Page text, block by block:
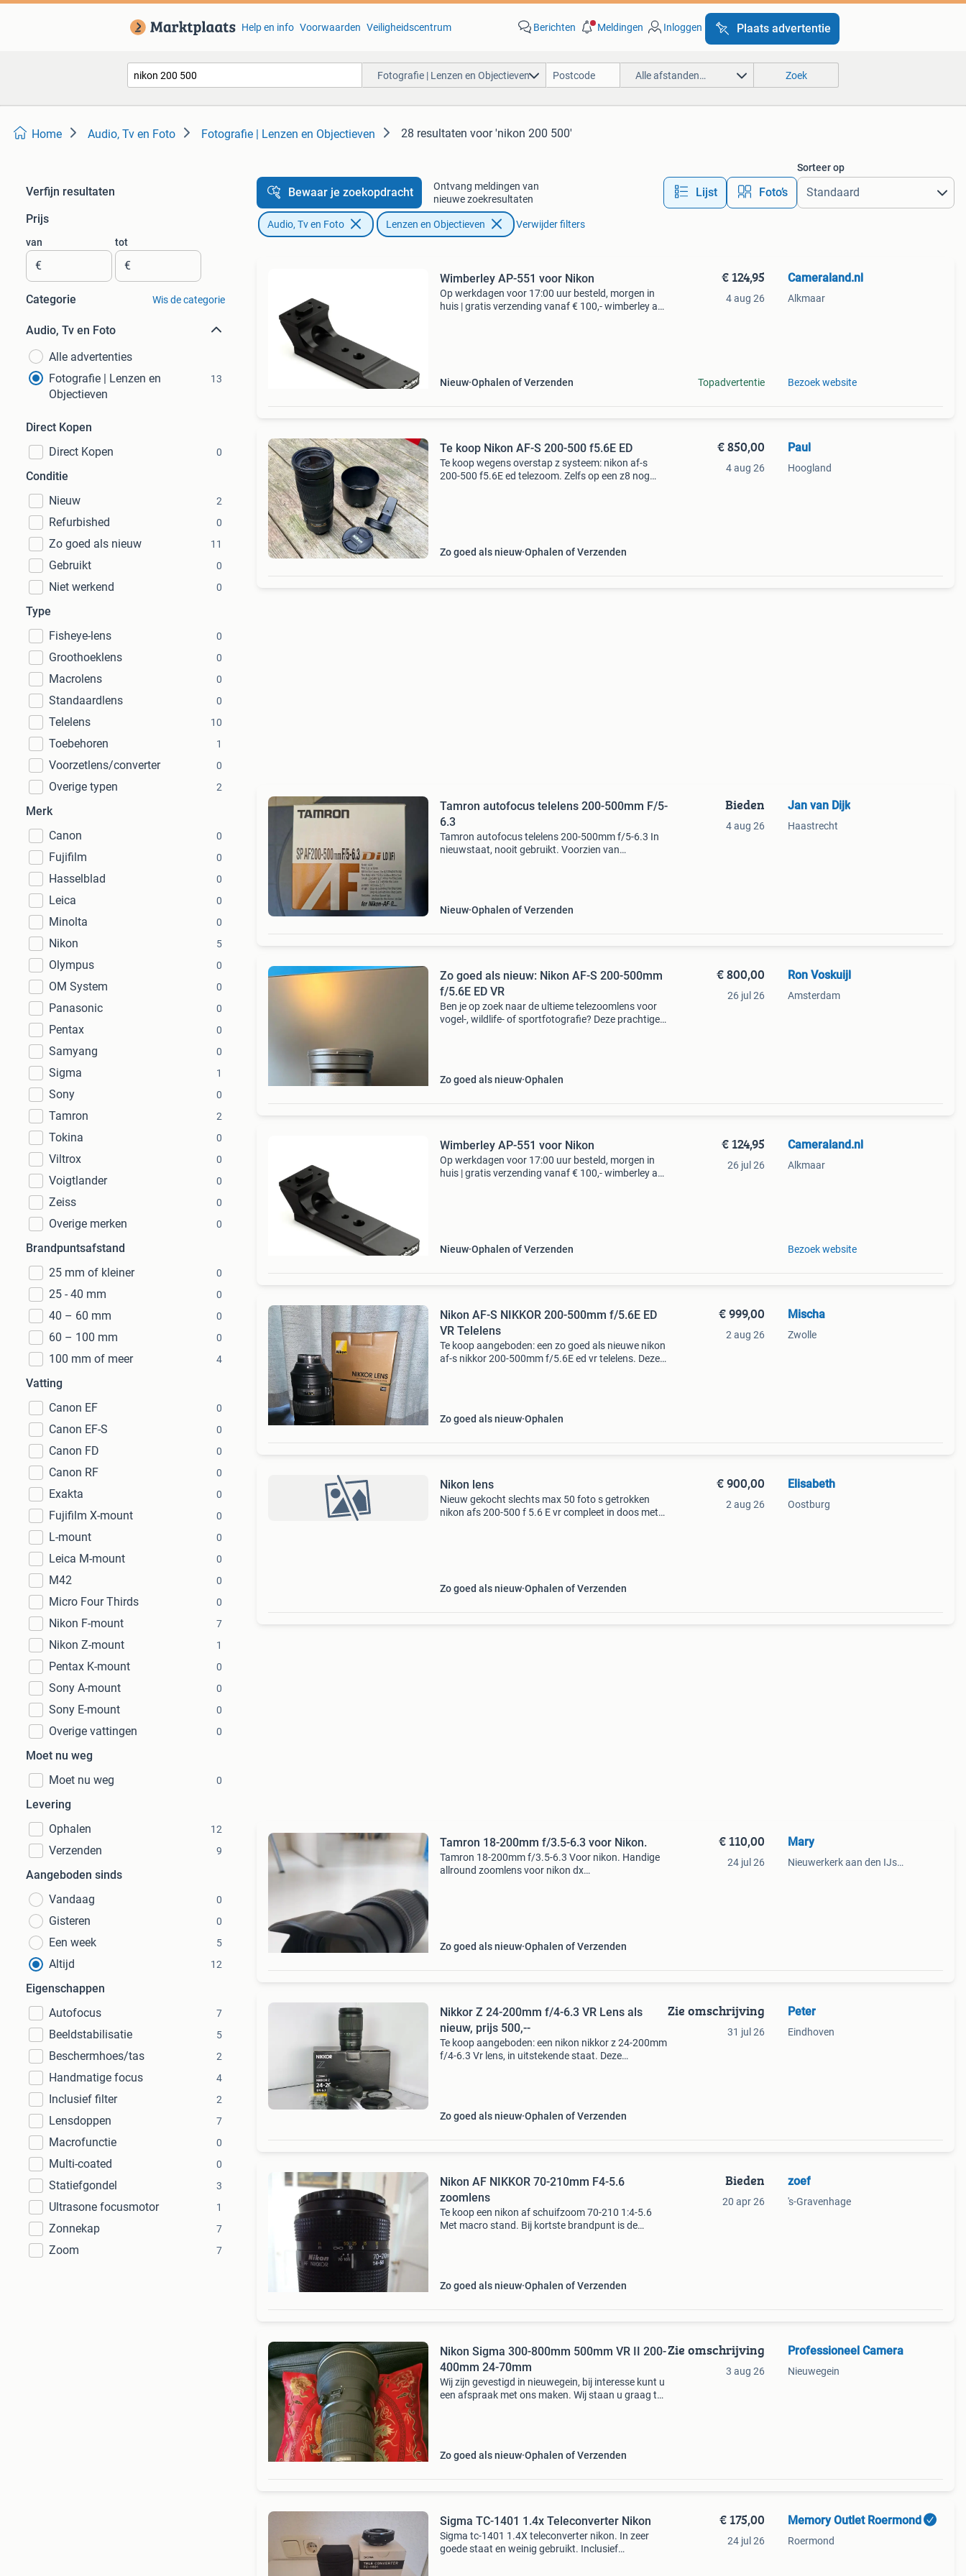
Help en info Voorwaarden Veiligheidscentrum Berichten Meldingen Inloggen Plaats advertentie
Fotografie | Lenzen en Objectieven Alle afstanden… Zoek
Home Audio, Tv en Foto Fotografie | Lenzen en Objectieven 28 resultaten voor 'nikon 200 500'
Verfijn resultaten
Prijs
van
€
tot
€
Categorie Wis de categorie
Audio, Tv en Foto
Alle advertenties
Fotografie | Lenzen en
Objectieven
13
Direct Kopen
Direct Kopen
0
Conditie
Nieuw
2
Refurbished 0
Zo goed als nieuw 11
Gebruikt 0
Niet werkend 0
Type
Fisheye-lens
0
Groothoeklens 0
Macrolens 0
Standaardlens 0
Telelens 10
Toebehoren 1
Voorzetlens/converter 0
Overige typen 2
Merk
Canon
0
Fujifilm 0
Hasselblad 0
Leica 0
Minolta 0
Nikon 5
Olympus 0
OM System 0
Panasonic 0
Pentax 0
Samyang 0
Sigma 1
Sony 0
Tamron 2
Tokina 0
Viltrox 0
Voigtlander 0
Zeiss 0
Overige merken 0
Brandpuntsafstand
25 mm of kleiner
0
25 - 40 mm 0
40 – 60 mm 0
60 – 100 mm 0
100 mm of meer 4
Vatting
Canon EF
0
Canon EF-S 0
Canon FD 0
Canon RF 0
Exakta 0
Fujifilm X-mount 0
L-mount 0
Leica M-mount 0
M42 0
Micro Four Thirds 0
Nikon F-mount 7
Nikon Z-mount 1
Pentax K-mount 0
Sony A-mount 0
Sony E-mount 0
Overige vattingen 0
Moet nu weg
Moet nu weg
0
Levering
Ophalen
12
Verzenden 9
Aangeboden sinds
Vandaag
0
Gisteren 0
Een week 5
Altijd 12
Eigenschappen
Autofocus
7
Beeldstabilisatie 5
Beschermhoes/tas 2
Handmatige focus 4
Inclusief filter 2
Lensdoppen 7
Macrofunctie 0
Multi-coated 0
Statiefgondel 3
Ultrasone focusmotor 1
Zonnekap 7
Zoom 7
Bewaar je zoekopdracht
Ontvang meldingen van
nieuwe zoekresultaten
Lijst Foto’s
Sorteer op
Audio, Tv en Foto Lenzen en Objectieven Verwijder filters
Wimberley AP-551 voor Nikon
Op werkdagen voor 17:00 uur besteld, morgen in
huis | gratis verzending vanaf € 100,- wimberley ap-
Nieuw Ophalen of Verzenden
€ 124,95
4 aug 26
Topadvertentie
Cameraland.nl
Alkmaar
Bezoek website
Te koop Nikon AF-S 200-500 f5.6E ED
Te koop wegens overstap z systeem: nikon af-s
200-500 f5.6E ed telezoom. Zelfs op een z8 nog
Zo goed als nieuw Ophalen of Verzenden
€ 850,00
4 aug 26
Paul
Hoogland
Tamron autofocus telelens 200-500mm F/5-
6.3
Tamron autofocus telelens 200-500mm f/5-6.3 In
nieuwstaat, nooit gebruikt. Voorzien van
Nieuw Ophalen of Verzenden
Bieden
4 aug 26
Jan van Dijk
Haastrecht
Zo goed als nieuw: Nikon AF-S 200-500mm
f/5.6E ED VR
Ben je op zoek naar de ultieme telezoomlens voor
vogel-, wildlife- of sportfotografie? Deze prachtige
Zo goed als nieuw Ophalen
€ 800,00
26 jul 26
Ron Voskuijl
Amsterdam
Wimberley AP-551 voor Nikon
Op werkdagen voor 17:00 uur besteld, morgen in
huis | gratis verzending vanaf € 100,- wimberley ap-
Nieuw Ophalen of Verzenden
€ 124,95
26 jul 26
Cameraland.nl
Alkmaar
Bezoek website
Nikon AF-S NIKKOR 200-500mm f/5.6E ED
VR Telelens
Te koop aangeboden: een zo goed als nieuwe nikon
af-s nikkor 200-500mm f/5.6E ed vr telelens. Deze
Zo goed als nieuw Ophalen
€ 999,00
2 aug 26
Mischa
Zwolle
Nikon lens
Nieuw gekocht slechts max 50 foto s getrokken
nikon afs 200-500 f 5.6 E vr compleet in doos met
Zo goed als nieuw Ophalen of Verzenden
€ 900,00
2 aug 26
Elisabeth
Oostburg
Tamron 18-200mm f/3.5-6.3 voor Nikon.
Tamron 18-200mm f/3.5-6.3 Voor nikon. Handige
allround zoomlens voor nikon dx
Zo goed als nieuw Ophalen of Verzenden
€ 110,00
24 jul 26
Mary
Nieuwerkerk aan den IJssel
Nikkor Z 24-200mm f/4-6.3 VR Lens als
nieuw, prijs 500,--
Te koop aangeboden: een nikon nikkor z 24-200mm
f/4-6.3 Vr lens, in uitstekende staat. Deze
Zo goed als nieuw Ophalen of Verzenden
Zie omschrijving
31 jul 26
Peter
Eindhoven
Nikon AF NIKKOR 70-210mm F4-5.6
zoomlens
Te koop een nikon af schuifzoom 70-210 1:4-5.6
Met macro stand. Bij kortste brandpunt is de
Zo goed als nieuw Ophalen of Verzenden
Bieden
20 apr 26
zoef
's-Gravenhage
Nikon Sigma 300-800mm 500mm VR II 200-
400mm 24-70mm
Wij zijn gevestigd in nieuwegein, bij interesse kunt u
een afspraak met ons maken. Wij staan u graag te
Zo goed als nieuw Ophalen of Verzenden
Zie omschrijving
3 aug 26
Professioneel Camera
Nieuwegein
Sigma TC-1401 1.4x Teleconverter Nikon
Sigma tc-1401 1.4X teleconverter nikon. In zeer
goede staat en weinig gebruikt. Inclusief
€ 175,00
24 jul 26
Memory Outlet Roermond
Roermond